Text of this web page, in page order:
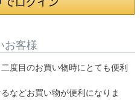
お客様
度目のお買い物時にとても便利
などお買い物が便利になりま